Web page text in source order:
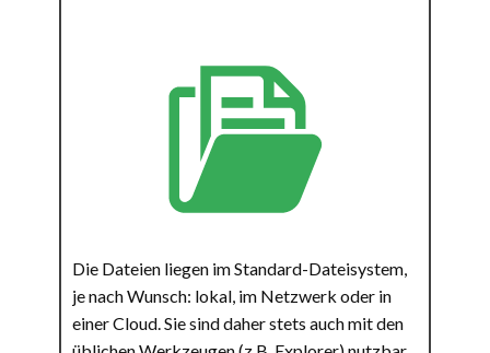
Die Dateien liegen im Standard-Dateisystem,
je nach Wunsch: lokal, im Netzwerk oder in
einer Cloud. Sie sind daher stets auch mit den